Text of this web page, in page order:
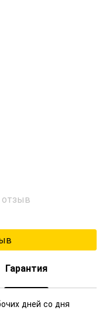
Гарантия
дней со дня